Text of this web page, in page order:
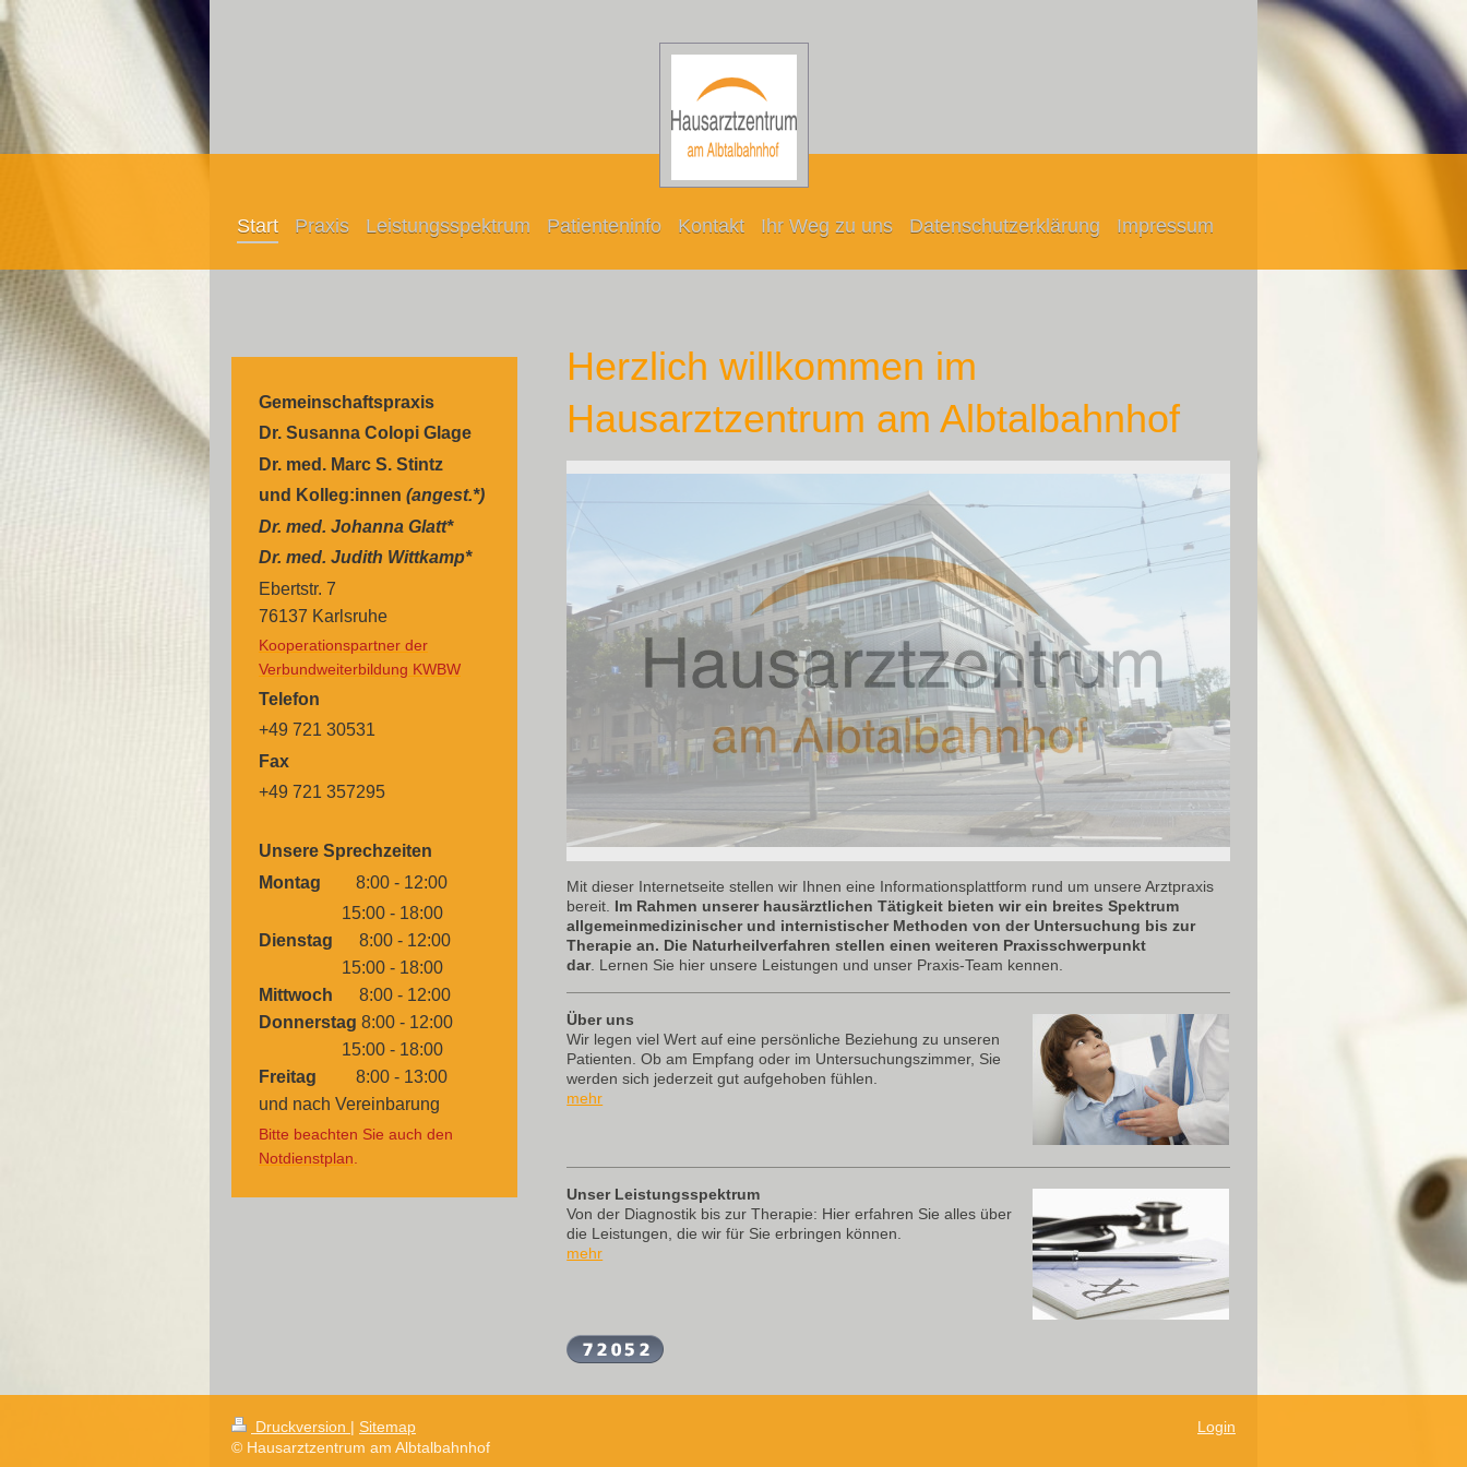
Start Praxis Leistungsspektrum Patienteninfo Kontakt Ihr Weg zu uns Datenschutzerklärung Impressum
Herzlich willkommen im
Hausarztzentrum am Albtalbahnhof
Mit dieser Internetseite stellen wir Ihnen eine Informationsplattform rund um unsere Arztpraxis
bereit. Im Rahmen unserer hausärztlichen Tätigkeit bieten wir ein breites Spektrum
allgemeinmedizinischer und internistischer Methoden von der Untersuchung bis zur
Therapie an. Die Naturheilverfahren stellen einen weiteren Praxisschwerpunkt
dar. Lernen Sie hier unsere Leistungen und unser Praxis-Team kennen.
Über uns
Wir legen viel Wert auf eine persönliche Beziehung zu unseren
Patienten. Ob am Empfang oder im Untersuchungszimmer, Sie
werden sich jederzeit gut aufgehoben fühlen.
mehr
Unser Leistungsspektrum
Von der Diagnostik bis zur Therapie: Hier erfahren Sie alles über
die Leistungen, die wir für Sie erbringen können.
mehr
Gemeinschaftspraxis
Dr. Susanna Colopi Glage
Dr. med. Marc S. Stintz
und Kolleg:innen (angest.*)
Dr. med. Johanna Glatt*
Dr. med. Judith Wittkamp*
Ebertstr. 7
76137 Karlsruhe
Kooperationspartner der
Verbundweiterbildung KWBW
Telefon
+49 721 30531
Fax
+49 721 357295
Unsere Sprechzeiten
Montag 8:00 - 12:00
15:00 - 18:00
Dienstag 8:00 - 12:00
15:00 - 18:00
Mittwoch 8:00 - 12:00
Donnerstag 8:00 - 12:00
15:00 - 18:00
Freitag 8:00 - 13:00
und nach Vereinbarung
Bitte beachten Sie auch den
Notdienstplan
Druckversion | Sitemap
© Hausarztzentrum am Albtalbahnhof
Login